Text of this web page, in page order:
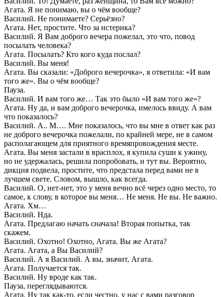
Агата. Я не понимаю, вы о чём вообще?
Василий. Не понимаете? Серьёзно?
Агата. Нет, простите. Что за истерика?
Василий. Я Вам доброго вечера пожелал, это что, повод
посылать человека?
Агата. Посылать? Кто кого куда послал?
Василий. Вы меня!
Агата. Вы сказали: «Доброго вечерочка», я ответила: «И вам
того же». Вы о чём вообще?
Пауза.
Василий. И вам того же… Так это было «И вам того же»?
Агата. Ну да, и вам доброго вечерочка, имелось ввиду. А вам
что показалось?
Василий. А.. М…. Мне показалось, что вы мне в ответ как раз
не доброго вечерочка пожелали, по крайней мере, не в самом
располагающем для приятного времяпровождения месте.
Агата. Вы меня застали в врасплох, я купила суши к ужину,
но не удержалась, решила попробовать, и тут вы. Вероятно,
дикция подвела, простите, что предстала перед вами не в
лучшем свете. Словом, вышло, как всегда.
Василий. О, нет-нет, это у меня вечно всё через одно место, то
самое, к слову, в которое вы меня… Не меня. Не вы. Не важно.
Агата. Хм…
Василий. Нда.
Агата. Предлагаю начать сначала! Вторая попытка, так
скажем.
Василий. Охотно! Охотно, Агата. Вы же Агата?
Агата. Агата, а Вы Василий?
Василий. А я Василий. А вы, значит, Агата.
Агата. Получается так.
Василий. Ну вроде как так.
Пауза, переглядываются.
Агата. Ну так как-то, если честно, у нас с вами разговор